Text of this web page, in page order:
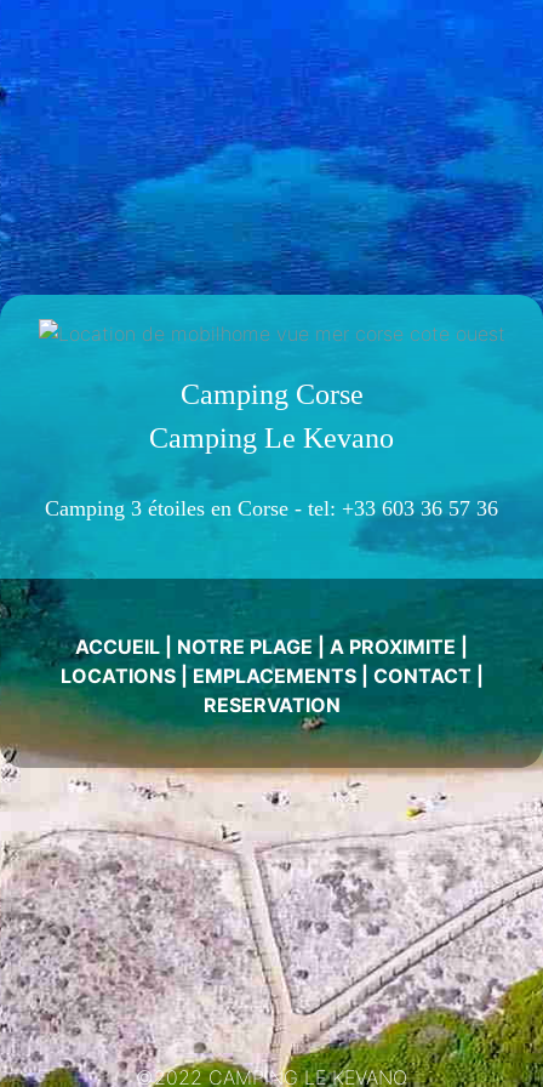
Camping Corse
Camping Le Kevano
Camping 3 étoiles en Corse - tel: +33 603 36 57 36
ACCUEIL NOTRE PLAGE A PROXIMITE
LOCATIONS|EMPLACEMENTS| CONTACT|
RESERVATION
©2022 CAMPING LE KEVANO